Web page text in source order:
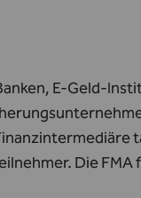
E-Geld-
Die FMA